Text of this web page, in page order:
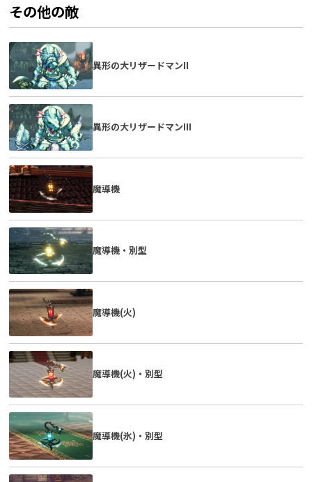
その他の敵
異形の大リザードマンII
異形の大リザードマンIII
魔導機
魔導機・別型
魔導機(火)
魔導機(火)・別型
魔導機(氷)・別型